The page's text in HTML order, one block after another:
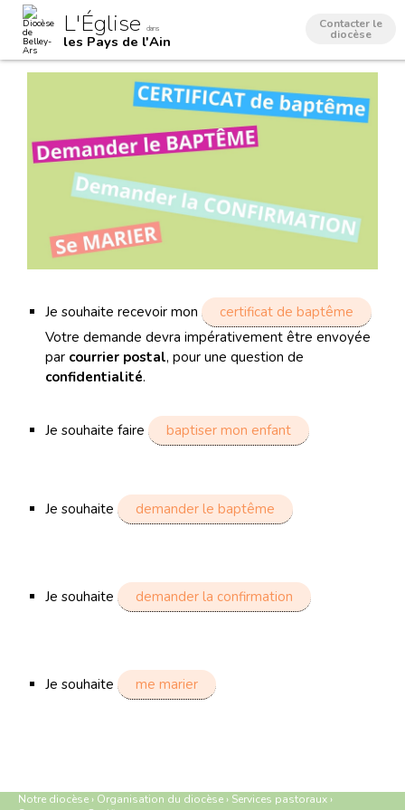
contenu.
Outils
personnels
L'Église dans
les Pays de l'Ain
Contacter le
diocèse
Je souhaite recevoir mon
certificat de baptême
Votre demande devra impérativement être envoyée
par courrier postal, pour une question de
confidentialité.
Je souhaite faire baptiser mon enfant
Je souhaite demander le baptême
Je souhaite demander la confirmation
Je souhaite me marier
Notre diocèse › Organisation du diocèse › Services pastoraux ›